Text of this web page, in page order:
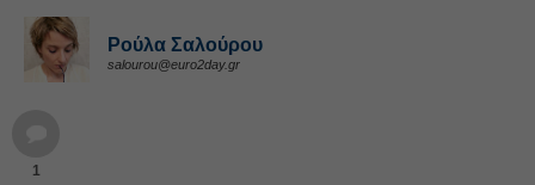
Ρούλα Σαλούρου
salourou@euro2day.gr
1